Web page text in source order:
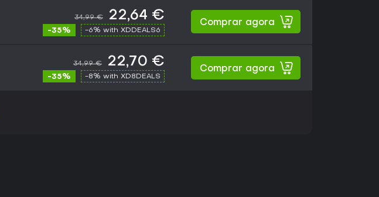
34,99 € 22,64 €
-35% -6% with XDDEALS6
Comprar agora
34,99 € 22,70 €
-35% -8% with XD8DEALS
Comprar agora